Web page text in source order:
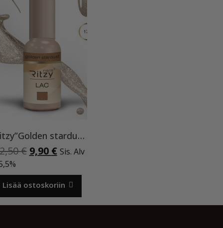
Ritzy”Golden stardust”geelilakka,173 TPO vapaa
€ Alkuperäinen
oli:
12,50 €.
9,90 €Nykyinen
on:
9,90 €.
Sis. Alv
Lisää ostoskoriin